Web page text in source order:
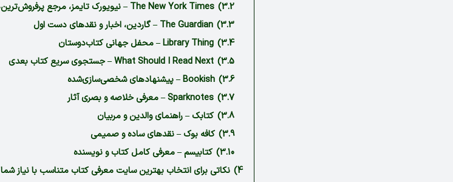
3.2) The New York Times – نیویورک تایمز، مرجع پرفروش‌ترین‌ها
3.3) The Guardian – گاردین، اخبار و نقدهای دست اول
3.4) Library Thing – محفل جهانی کتاب‌دوستان
3.5) What Should I Read Next – جستجوی سریع کتاب بعدی
3.6) Bookish – پیشنهادهای شخصی‌سازی‌شده
3.7) Sparknotes – معرفی خلاصه و بصری آثار
3.8) کتابک – راهنمای والدین و مربیان
3.9) کافه بوک – نقدهای ساده و صمیمی
3.10) کتابیسم – معرفی کامل کتاب و نویسنده
4) نکاتی برای انتخاب بهترین سایت معرفی کتاب متناسب با نیاز شما